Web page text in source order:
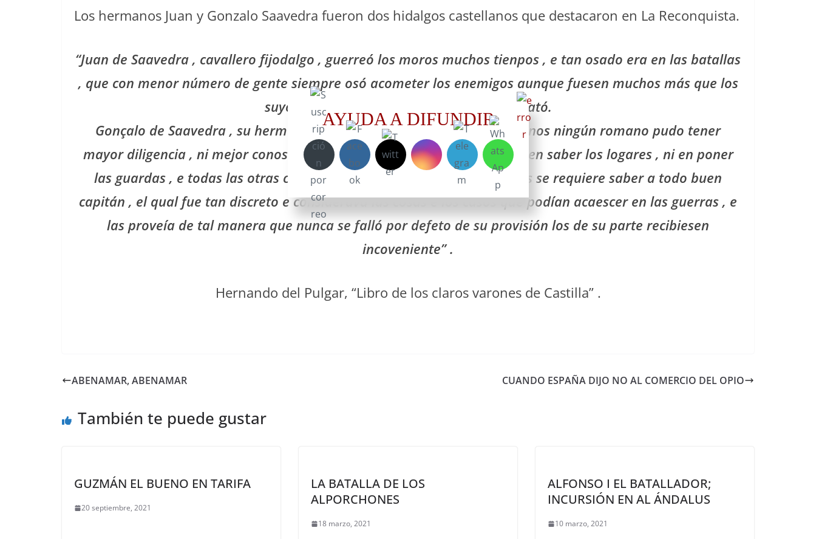
Los hermanos Juan y Gonzalo Saavedra fueron dos hidalgos castellanos que destacaron en La Reconquista.
“Juan de Saavedra , cavallero fijodalgo , guerreó los moros muchos tienpos , e tan osado era en las batallas
, que con menor número de gente siempre osó acometer los enemigos aunque fuesen muchos más que los
suyos , e los venció muchas veces e desbarató.
Gonçalo de Saavedra , su hermano , en guerras de moros y de christianos ningún romano pudo tener
mayor diligencia , ni mejor conoscimiento para ordenar las batallas , ni en saber los logares , ni en poner
las guardas , e todas las otras cosas que para seguridad de las huestes se requiere saber a todo buen
capitán , el qual fue tan discreto e considerava las cosas e los casos que podían acaescer en las guerras , e
las proveía de tal manera que nunca se falló por defeto de su provisión los de su parte recibiesen
incoveniente” .
Hernando del Pulgar, “Libro de los claros varones de Castilla” .
ABENAMAR, ABENAMAR CUANDO ESPAÑA DIJO NO AL COMERCIO DEL OPIO
También te puede gustar
GUZMÁN EL BUENO EN TARIFA
20 septiembre, 2021
LA BATALLA DE LOS
ALPORCHONES
18 marzo, 2021
ALFONSO I EL BATALLADOR;
INCURSIÓN EN AL ÁNDALUS
10 marzo, 2021
AYUDA A DIFUNDIR